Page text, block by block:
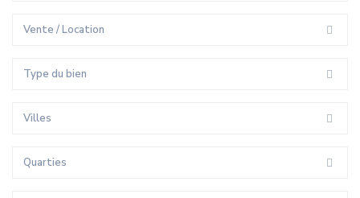
Vente / Location
Type du bien
Villes
Quarties